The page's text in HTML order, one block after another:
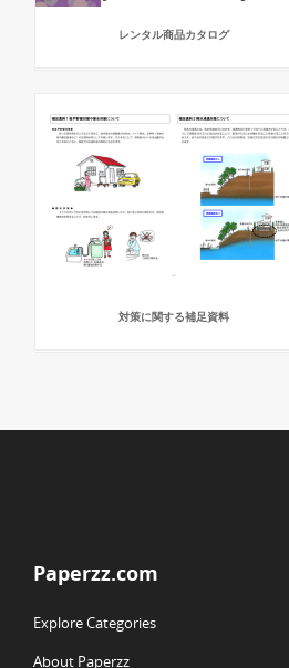
レンタル商品カタログ
対策に関する補足資料
Paperzz.com
Explore Categories
About Paperzz